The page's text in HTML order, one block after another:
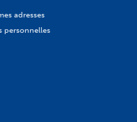
adresses
personnelles